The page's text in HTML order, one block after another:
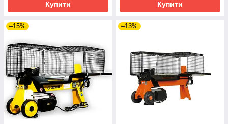
Купити Купити
–15% –13%